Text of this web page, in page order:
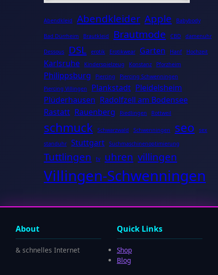
Abendkleid Abendkleider Apple Babybody
Bad Dürrheim Brautkleid Brautmode CBD damenuhr
Dessous DSL erotik Erotikwear Garten Hanf Hochzeit
Karlsruhe Kinderspielzeug Konstanz Pforzheim
Philippsburg Piercing
Piercing Schwenningen
Piercing Villingen
Plankstadt Pleidelsheim
Plüderhausen Radolfzell am Bodensee
Rastatt Rauenberg Riedlingen Rottweil
schmuck Schwarzwald Schwenningen seo
sex
standuhr
Stuttgart Suchmaschinenoptimierung
Tuttlingen tv uhren villingen
Villingen-Schwenningen
About
& schnelles Internet
Quick Links
Shop
Blog